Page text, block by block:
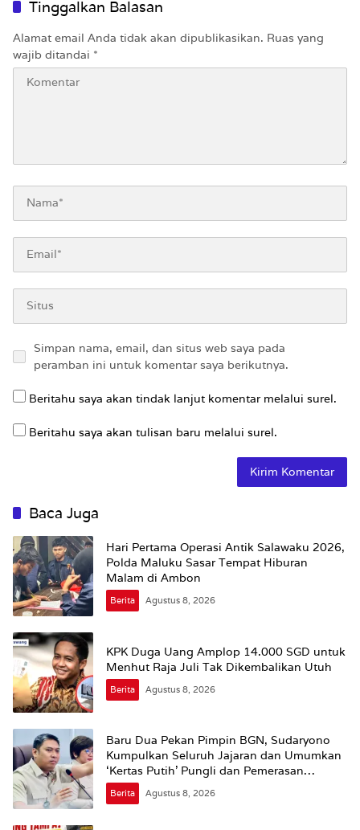
Tinggalkan Balasan
Alamat email Anda tidak akan dipublikasikan. Ruas yang
wajib ditandai *
Simpan nama, email, dan situs web saya pada
peramban ini untuk komentar saya berikutnya.
Beritahu saya akan tindak lanjut komentar melalui surel.
Beritahu saya akan tulisan baru melalui surel.
Baca Juga
Hari Pertama Operasi Antik Salawaku 2026,
Polda Maluku Sasar Tempat Hiburan
Malam di Ambon
Berita Agustus 8, 2026
KPK Duga Uang Amplop 14.000 SGD untuk
Menhut Raja Juli Tak Dikembalikan Utuh
Berita Agustus 8, 2026
Baru Dua Pekan Pimpin BGN, Sudaryono
Kumpulkan Seluruh Jajaran dan Umumkan
‘Kertas Putih’ Pungli dan Pemerasan
Supplier harus Berhenti Sekarang
Berita Agustus 8, 2026